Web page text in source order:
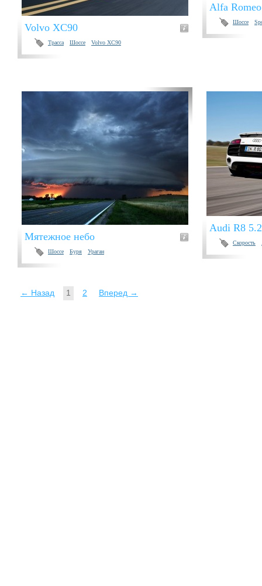
Volvo XC90
Трасса Шоссе Volvo XC90
Alfa Romeo
Шоссе
Мятежное небо
Шоссе Буря Ураган
Audi R8
Скорость
← Назад 1 2 Вперед →